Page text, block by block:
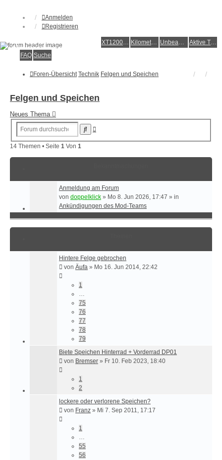
Anmelden
Registrieren
XT1200Z-Wiki Kilometerstatistik Unbeantwortete Themen Aktive Themen
Alles rund um die Yamaha XT1200Z Super Ténéré
FAQ Suche
Foren-Übersicht Technik Felgen und Speichen
Felgen und Speichen
Neues Thema
Suche
14 Themen • Seite 1 Von 1
Anmeldung am Forum
von doppelklick » Mo 8. Jun 2026, 17:47 » in
Ankündigungen des Mod-Teams
Hintere Felge gebrochen
von Äufa » Mo 16. Jun 2014, 22:42
1
75
76
77
78
79
Biete Speichen Hinterrad + Vorderrad DP01
von Bremser » Fr 10. Feb 2023, 18:40
1
2
lockere oder verlorene Speichen?
von Franz » Mi 7. Sep 2011, 17:17
1
55
56